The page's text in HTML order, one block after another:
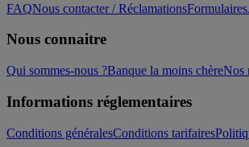
FAQNous contacter / RéclamationsFormulaires
Nous connaitre
Qui sommes-nous ?Banque la moins chèreNos
Informations réglementaires
Conditions généralesConditions tarifaires